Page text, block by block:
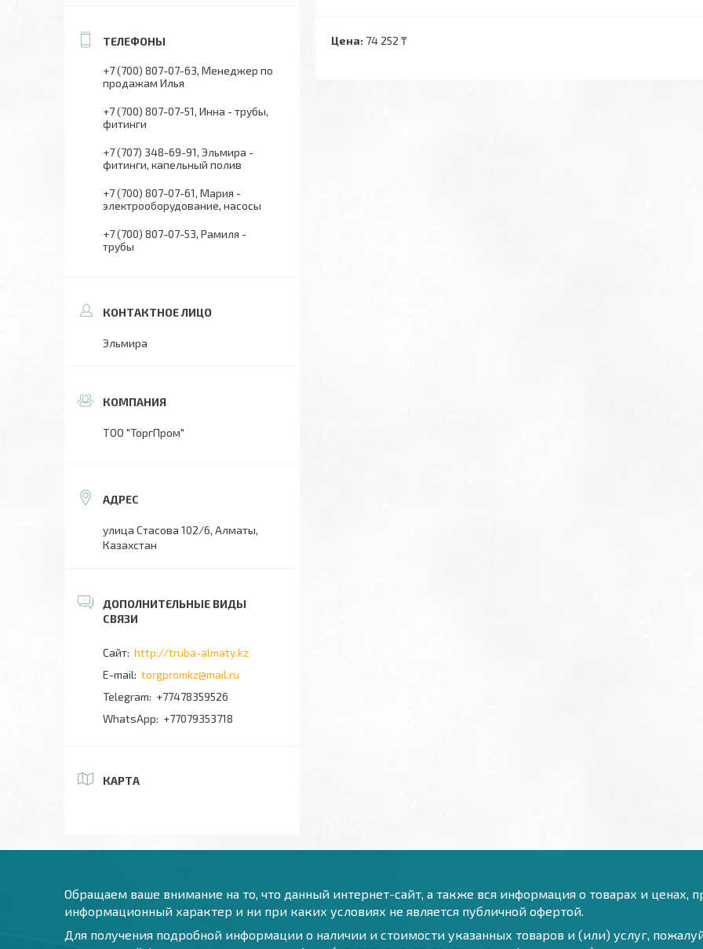
Цена: 74 252 ₸
+7 (700) 807-07-63 Менеджер по
продажам Илья
+7 (700) 807-07-51 Инна - трубы,
фитинги
+7 (707) 348-69-91 Эльмира -
фитинги, капельный полив
+7 (700) 807-07-61 Мария -
электрооборудование, насосы
+7 (700) 807-07-53 Рамиля -
трубы
Эльмира
ТОО "ТоргПром"
улица Стасова 102/6, Алматы,
Казахстан
http://truba-almaty.kz
torgpromkz@mail.ru
+77478359526
+77079353718
КАРТА
Обращаем ваше внимание на то, что данный интернет-сайт, а также вся информация о товарах и ценах,
информационный характер и ни при каких условиях не является публичной офертой.
Для получения подробной информации о наличии и стоимости указанных товаров и (или) услуг,